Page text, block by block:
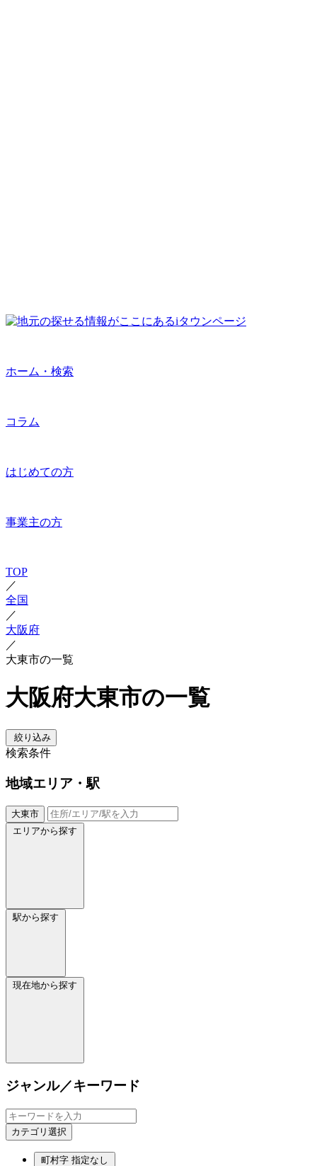
ホーム・検索
コラム
はじめての方
事業主の方
TOP
／
全国
／
大阪府
／
大東市の一覧
大阪府大東市の一覧
絞り込み
検索条件
地域エリア・駅
大東市
エリアから探す
駅から探す
現在地から探す
ジャンル／キーワード
カテゴリ選択
町村字 指定なし